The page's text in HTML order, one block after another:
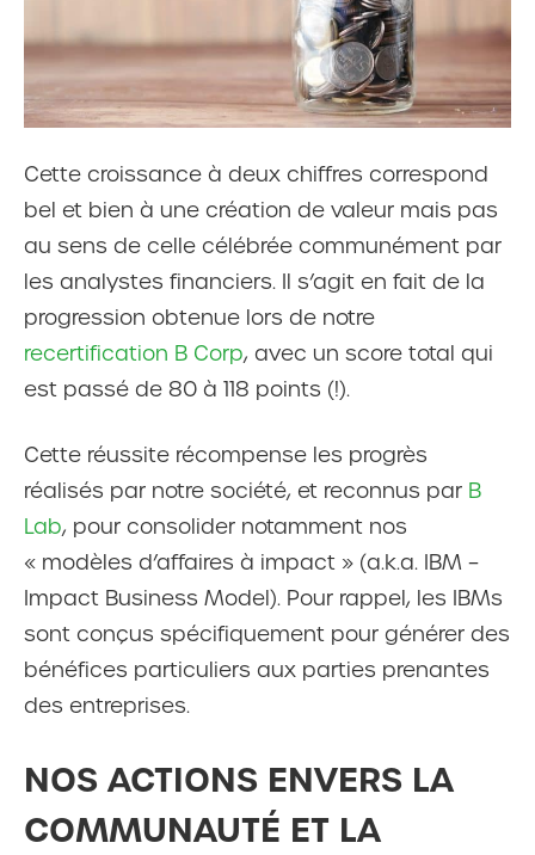
Cette croissance à deux chiffres correspond
bel et bien à une création de valeur mais pas
au sens de celle célébrée communément par
les analystes financiers. Il s’agit en fait de la
progression obtenue lors de notre
recertification B Corp, avec un score total qui
est passé de 80 à 118 points (!).
Cette réussite récompense les progrès
réalisés par notre société, et reconnus par B
Lab, pour consolider notamment nos
« modèles d’affaires à impact » (a.k.a. IBM –
Impact Business Model). Pour rappel, les IBMs
sont conçus spécifiquement pour générer des
bénéfices particuliers aux parties prenantes
des entreprises.
NOS ACTIONS ENVERS LA
COMMUNAUTÉ ET LA